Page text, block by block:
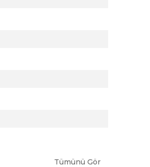
Tümünü Gör